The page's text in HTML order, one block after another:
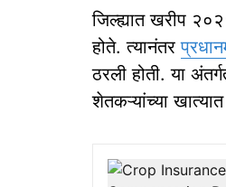
जिल्ह्यात खरीप
होते. त्यानंतर
ठरली होती. या
शेतकऱ्यांच्या